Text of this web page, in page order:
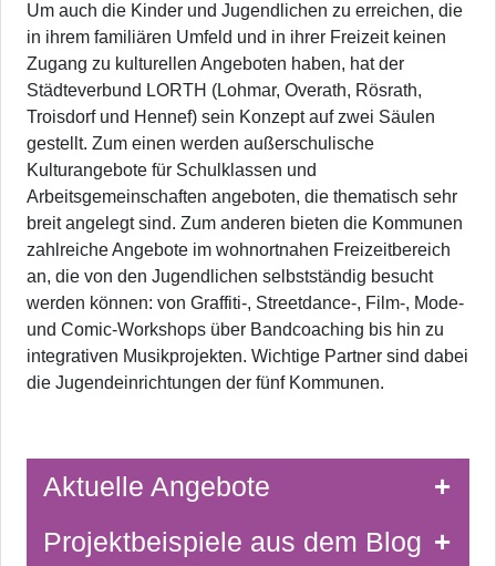
Um auch die Kinder und Jugendlichen zu erreichen, die
in ihrem familiären Umfeld und in ihrer Freizeit keinen
Zugang zu kulturellen Angeboten haben, hat der
Städteverbund LORTH (Lohmar, Overath, Rösrath,
Troisdorf und Hennef) sein Konzept auf zwei Säulen
gestellt. Zum einen werden außerschulische
Kulturangebote für Schulklassen und
Arbeitsgemeinschaften angeboten, die thematisch sehr
breit angelegt sind. Zum anderen bieten die Kommunen
zahlreiche Angebote im wohnortnahen Freizeitbereich
an, die von den Jugendlichen selbstständig besucht
werden können: von Graffiti-, Streetdance-, Film-, Mode-
und Comic-Workshops über Bandcoaching bis hin zu
integrativen Musikprojekten. Wichtige Partner sind dabei
die Jugendeinrichtungen der fünf Kommunen.
Aktuelle Angebote
Projektbeispiele aus dem Blog